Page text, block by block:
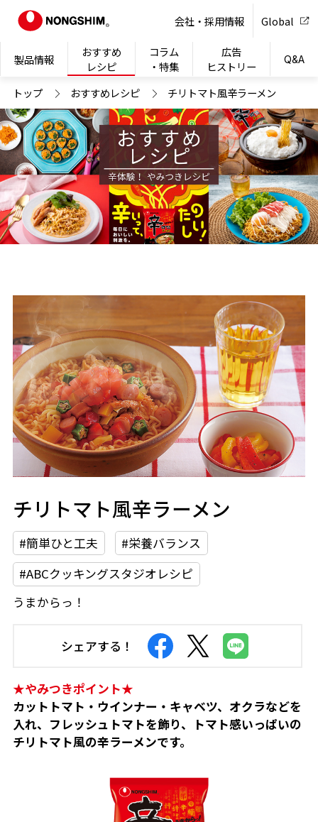
製品情報
おすすめ
レシピ
コラム
・特集
広告
ヒストリー
Q&A
会社・採用情報 Global
トップ おすすめレシピ チリトマト風辛ラーメン
チリトマト風辛ラーメン
#簡単ひと工夫
#栄養バランス
#ABCクッキングスタジオレシピ
うまからっ！
シェアする！
★やみつきポイント★
カットトマト・ウインナー・キャベツ、オクラなどを
入れ、フレッシュトマトを飾り、トマト感いっぱいの
チリトマト風の辛ラーメンです。